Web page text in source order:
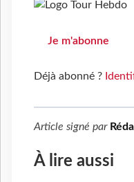
Je m'abonne
Déjà abonné ?
Article signé par
À lire aussi